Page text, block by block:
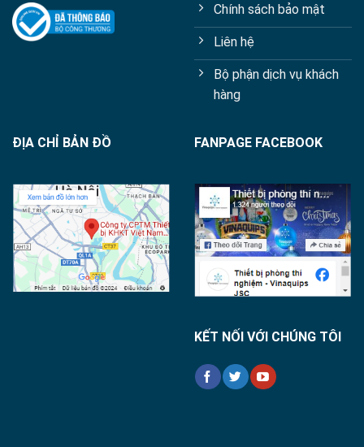
Chính sách bảo mật
Liên hệ
Bộ phận dịch vụ khách
hàng
ĐỊA CHỈ BẢN ĐỒ FANPAGE FACEBOOK
KẾT NỐI VỚI CHÚNG TÔI